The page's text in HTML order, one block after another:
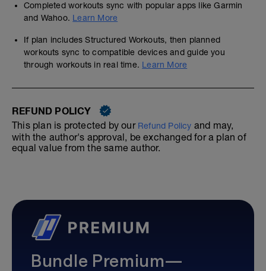
Completed workouts sync with popular apps like Garmin
and Wahoo. Learn More
If plan includes Structured Workouts, then planned
workouts sync to compatible devices and guide you
through workouts in real time. Learn More
REFUND POLICY
This plan is protected by our Refund Policy and may,
with the author's approval, be exchanged for a plan of
equal value from the same author.
Bundle Premium—